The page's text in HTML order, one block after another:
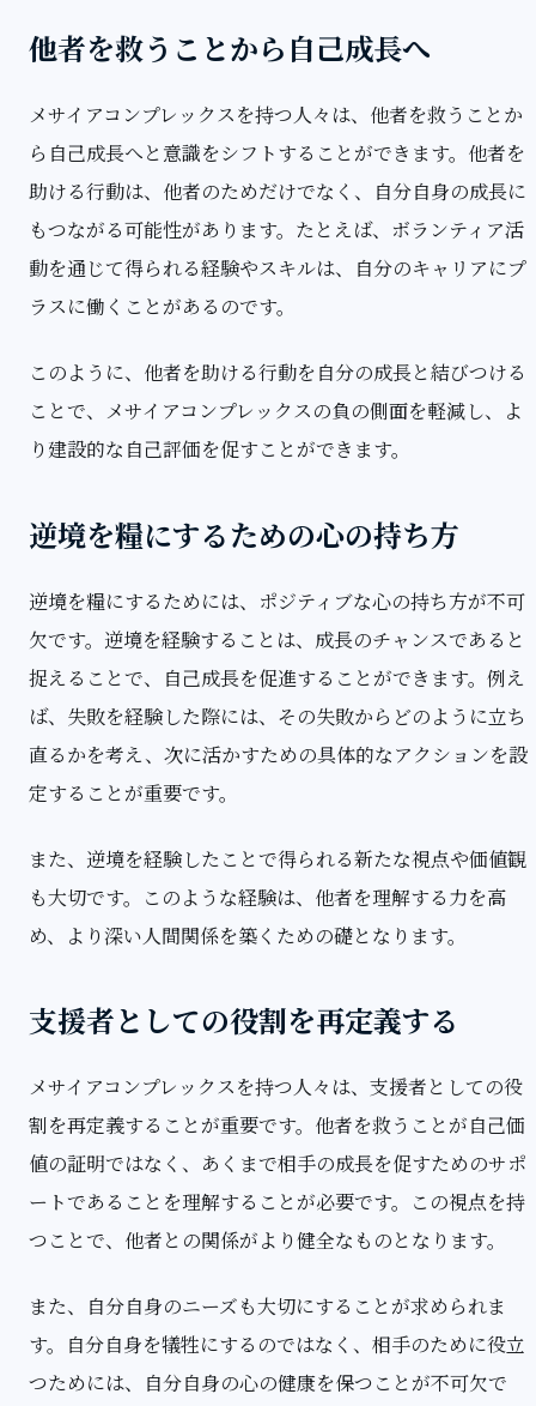
他者を救うことから自己成長へ
メサイアコンプレックスを持つ人々は、他者を救うことか
ら自己成長へと意識をシフトすることができます。他者を
助ける行動は、他者のためだけでなく、自分自身の成長に
もつながる可能性があります。たとえば、ボランティア活
動を通じて得られる経験やスキルは、自分のキャリアにプ
ラスに働くことがあるのです。
このように、他者を助ける行動を自分の成長と結びつける
ことで、メサイアコンプレックスの負の側面を軽減し、よ
り建設的な自己評価を促すことができます。
逆境を糧にするための心の持ち方
逆境を糧にするためには、ポジティブな心の持ち方が不可
欠です。逆境を経験することは、成長のチャンスであると
捉えることで、自己成長を促進することができます。例え
ば、失敗を経験した際には、その失敗からどのように立ち
直るかを考え、次に活かすための具体的なアクションを設
定することが重要です。
また、逆境を経験したことで得られる新たな視点や価値観
も大切です。このような経験は、他者を理解する力を高
め、より深い人間関係を築くための礎となります。
支援者としての役割を再定義する
メサイアコンプレックスを持つ人々は、支援者としての役
割を再定義することが重要です。他者を救うことが自己価
値の証明ではなく、あくまで相手の成長を促すためのサポ
ートであることを理解することが必要です。この視点を持
つことで、他者との関係がより健全なものとなります。
また、自分自身のニーズも大切にすることが求められま
す。自分自身を犠牲にするのではなく、相手のために役立
つためには、自分自身の心の健康を保つことが不可欠で